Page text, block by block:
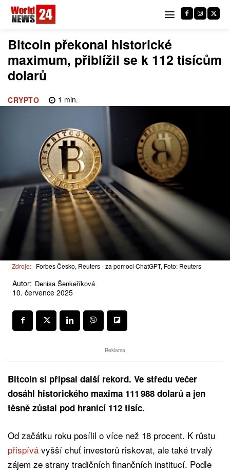
Bitcoin překonal historické
maximum, přiblížil se k 112 tisícům
dolarů
CRYPTO 1 min.
Zdroje: Forbes Česko, Reuters - za pomoci ChatGPT, Foto: Reuters
Autor: Denisa Šenkeříková
10. července 2025
Reklama
Bitcoin si připsal další rekord. Ve středu večer
dosáhl historického maxima 111 988 dolarů a jen
těsně zůstal pod hranicí 112 tisíc.
Od začátku roku posílil o více než 18 procent. K růstu
přispívá vyšší chuť investorů riskovat, ale také trvalý
zájem ze strany tradičních finančních institucí. Podle